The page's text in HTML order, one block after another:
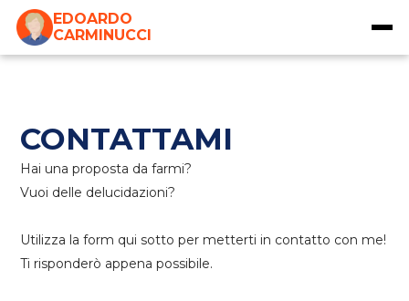
EDOARDO
CARMINUCCI
CONTATTAMI
Hai una proposta da farmi?
Vuoi delle delucidazioni?
Utilizza la form qui sotto per metterti in contatto con me!
Ti risponderò appena possibile.